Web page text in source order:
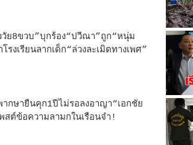
วัย8ขวบ”บุกร้อง“ปวีณา”ถูก“หนุ่ม
รงเรียนลากเด็ก“ล่วงละเมิดทางเพศ”
กษายืนคุก1ปีไม่รอลงอาญา“เอกชัย
สต์ข้อความลามกในเรือนจำ!